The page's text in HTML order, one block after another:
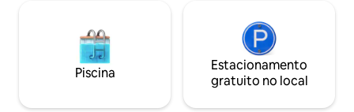
Piscina
Estacionamento
gratuito no local